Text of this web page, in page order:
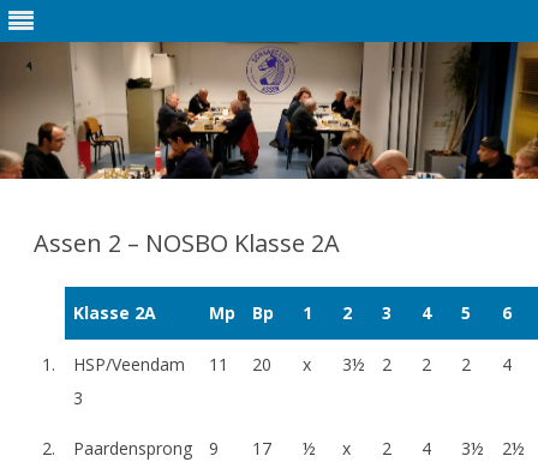
de
Assen 2 – NOSBO Klasse 2A
Klasse 2A Mp Bp 1 2 3 4 5 6
1.
HSP/Veendam
3
11 20 x 3½ 2 2 2 4
2.
Paardensprong
9 17 ½ x 2 4 3½ 2½